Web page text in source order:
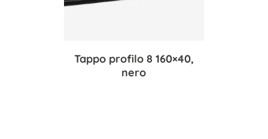
Tappo profilo 8 160×40,
nero